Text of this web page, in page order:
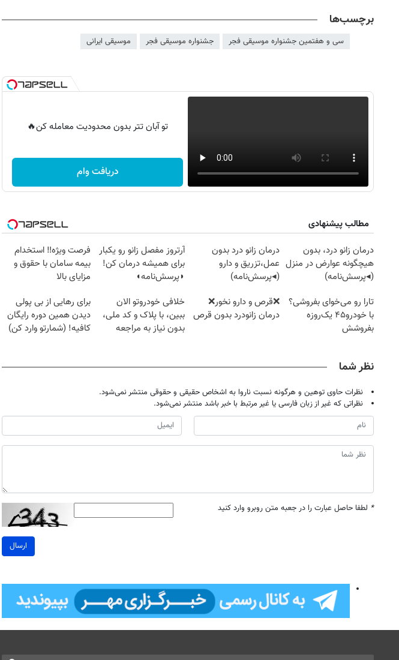
برچسب‌ها
سی و هفتمین جشنواره موسیقی فجر جشنواره موسیقی فجر موسیقی ایرانی
تو آبان تتر بدون محدودیت معامله کن🔥
دریافت وام
مطالب پیشنهادی
درمان زانو درد، بدون
هیچگونه عوارض در منزل
(◂پرسش‌نامه)
درمان زانو درد بدون
عمل،تزریق و دارو
(◂پرسش‌نامه)
آرتروز مفصل زانو رو یکبار
برای همیشه درمان کن!
◗پرسش‌نامه◖
فرصت ویژه‼️ استخدام
بیمه سامان با حقوق و
مزایای بالا
تارا رو می‌خوای بفروشی؟
با خودرو۴۵ یک‌روزه
بفروشش
❌قرص‌ و دارو نخور❌
درمان زانودرد بدون قرص
خلافی خودروتو الان
ببین، با پلاک و کد ملی،
بدون نیاز به مراجعه
برای رهایی از بی پولی
دیدن همین دوره رایگان
کافیه! (شمارتو وارد کن)
نظر شما
نظرات حاوی توهین و هرگونه نسبت ناروا به اشخاص حقیقی و حقوقی منتشر نمی‌شود.
نظراتی که غیر از زبان فارسی یا غیر مرتبط با خبر باشد منتشر نمی‌شود.
* لطفا حاصل عبارت را در جعبه متن روبرو وارد کنید
ارسال